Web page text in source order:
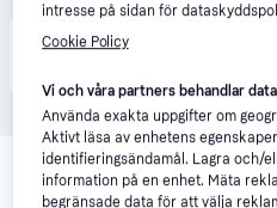
Produkten finns även hos
Relaterade
Vi har plockat fram ett urval av
intresse på sidan för
Cookie Policy
Vi och våra partners behandlar
Använda exakta uppgifter om
Aktivt läsa av enhetens
identifieringsändamål. Lagra och/
information på en enhet. Mäta
begränsade data för att välja